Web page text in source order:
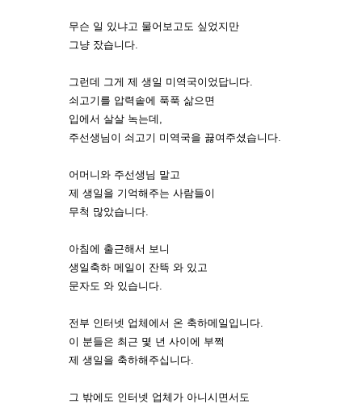
무슨 일 있냐고 물어보고도 싶었지만
그냥 잤습니다.
그런데 그게 제 생일 미역국이었답니다.
쇠고기를 압력솥에 푹푹 삶으면
입에서 살살 녹는데,
주선생님이 쇠고기 미역국을 끓여주셨습니다.
어머니와 주선생님 말고
제 생일을 기억해주는 사람들이
무척 많았습니다.
아침에 출근해서 보니
생일축하 메일이 잔뜩 와 있고
문자도 와 있습니다.
전부 인터넷 업체에서 온 축하메일입니다.
이 분들은 최근 몇 년 사이에 부쩍
제 생일을 축하해주십니다.
그 밖에도 인터넷 업체가 아니시면서도